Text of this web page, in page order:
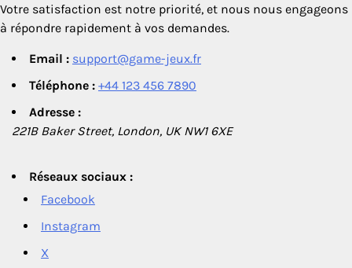
Votre satisfaction est notre priorité, et nous nous engageons
à répondre rapidement à vos demandes.
Email : support@game-jeux.fr
Téléphone : +44 123 456 7890
Adresse :
221B Baker Street, London, UK NW1 6XE
Réseaux sociaux :
Facebook
Instagram
X